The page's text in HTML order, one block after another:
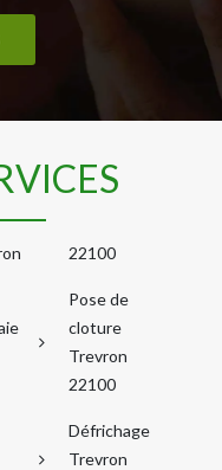
22100
Pose de
cloture
Trevron
22100
Défrichage
Trevron